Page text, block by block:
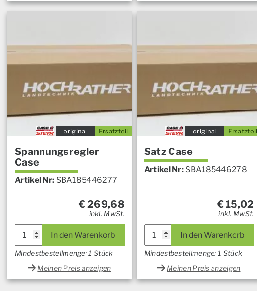
Ersatzteil
original
Spannungsregler
Case
Artikel Nr: SBA185446277
€ 269,68
inkl. MwSt.
In den Warenkorb
Mindestbestellmenge: 1 Stück
Meinen Preis anzeigen
Ersatzteil
original
Satz Case
Artikel Nr: SBA185446278
€15,02
inkl. MwSt.
In den Warenkorb
Mindestbestellmenge: 1 Stück
Meinen Preis anzeigen